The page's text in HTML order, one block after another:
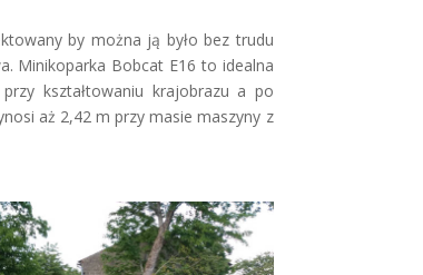
by można ją było bez trudu
Minikoparka Bobcat E16 to idealna
kształtowaniu krajobrazu a po
aż 2,42 m przy masie maszyny z